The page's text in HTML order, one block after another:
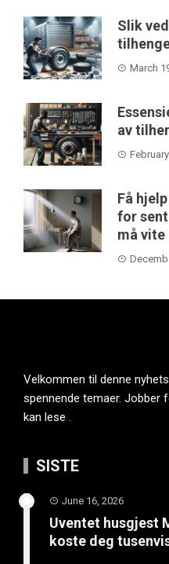
Slik
March
av
Få
for
må vite
Velkommen til denne
spennende temaer. Jobber
kan lese .
SISTE
June 16, 2026
Uventet husgjest
koste deg